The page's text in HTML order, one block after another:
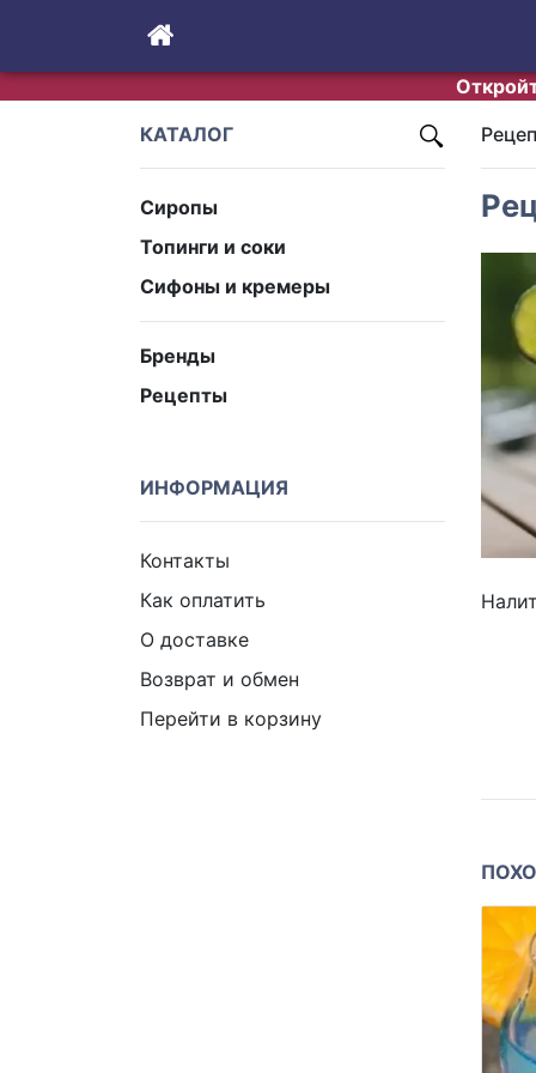
КАТАЛОГ
Сиропы
Топинги и соки
Сифоны и кремеры
Бренды
Рецепты
ИНФОРМАЦИЯ
Контакты
Как оплатить
О доставке
Возврат и обмен
Перейти в корзину